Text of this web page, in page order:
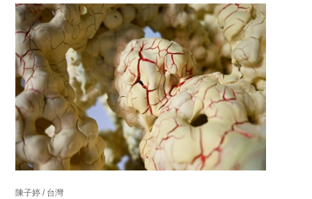
陳子婷 / 台灣